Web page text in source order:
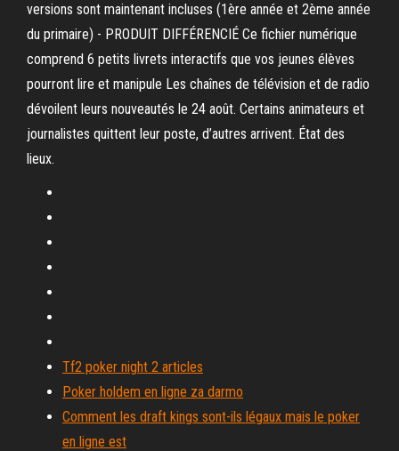
versions sont maintenant incluses (1ère année et 2ème année
du primaire) - PRODUIT DIFFÉRENCIÉ Ce fichier numérique
comprend 6 petits livrets interactifs que vos jeunes élèves
pourront lire et manipule Les chaînes de télévision et de radio
dévoilent leurs nouveautés le 24 août. Certains animateurs et
journalistes quittent leur poste, d’autres arrivent. État des
lieux.
Tf2 poker night 2 articles
Poker holdem en ligne za darmo
Comment les draft kings sont-ils légaux mais le poker
en ligne est